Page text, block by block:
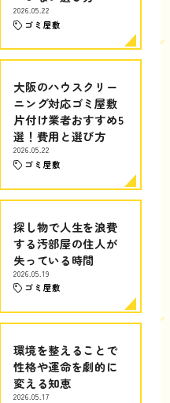
2026.05.22
ゴミ屋敷
大阪のハウスクリー
ニング対応ゴミ屋敷
片付け業者おすすめ5
選！費用と選び方
2026.05.22
ゴミ屋敷
探し物で人生を浪費
する汚部屋の住人が
失っている時間
2026.05.19
ゴミ屋敷
環境を整えることで
性格や運命を劇的に
変える知恵
2026.05.17